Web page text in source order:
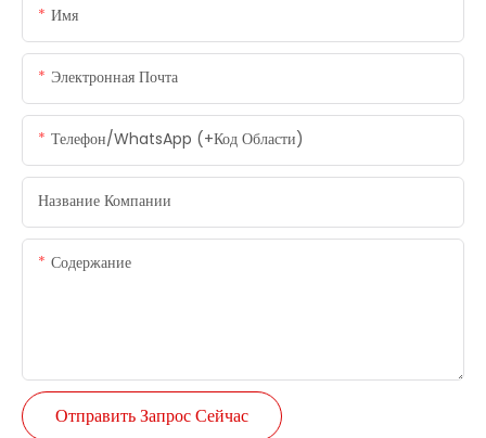
Имя
Электронная Почта
Телефон/WhatsApp (+код Области)
Название Компании
Содержание
Отправить Запрос Сейчас